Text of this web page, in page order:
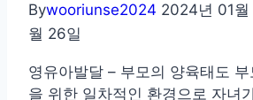
Bywooriunse2024 2024년 01월
월 26일
영유아발달 – 부모의 양육태도
을 위한 일차적인 환경으로 자녀